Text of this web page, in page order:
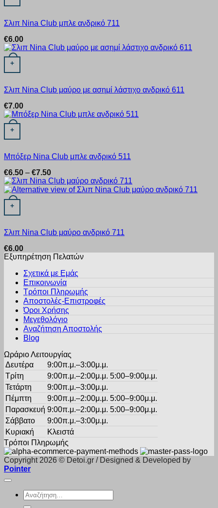
Σλιπ Nina Club μπλε ανδρικό 711
€6.00
+
Αυτό το προϊόν έχει πολλαπλές παραλλαγές. Οι επιλογές
Σλιπ Nina Club μαύρο με ασημί λάστιχο ανδρικό 611
€7.00
+
Αυτό το προϊόν έχει πολλαπλές παραλλαγές. Οι επιλογές
Μπόξερ Nina Club μπλε ανδρικό 511
€6.50 – €7.50Price
range:
€6.50
through
+
Αυτό το προϊόν έχει πολλαπλές παραλλαγές. Οι επιλογές
Σλιπ Nina Club μαύρο ανδρικό 711
€6.00
Εξυπηρέτηση Πελατών
Σχετικά με Εμάς
Επικοινωνία
Τρόποι Πληρωμής
Αποστολές-Επιστροφές
Όροι Χρήσης
Μεγεθολόγιο
Αναζήτηση Αποστολής
Blog
Ωράριο Λειτουργίας
Δευτέρα
9:00π.μ.–3:00μ.μ.
Τρίτη
9:00π.μ.–2:00μ.μ. 5:00–9:00μ.μ.
Τετάρτη
9:00π.μ.–3:00μ.μ.
Πέμπτη
9:00π.μ.–2:00μ.μ. 5:00–9:00μ.μ.
Παρασκευή 9:00π.μ.–2:00μ.μ. 5:00–9:00μ.μ.
Σάββατο
9:00π.μ.–3:00μ.μ.
Κυριακή
Κλειστά
Τρόποι Πληρωμής
Copyright 2026 © Detoi.gr / Designed & Developed by
Pointer
Αναζήτηση
για: